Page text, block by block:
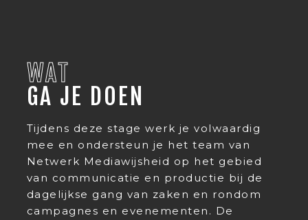
WAT
GA JE DOEN
Tijdens deze stage werk je volwaardig
mee en ondersteun je het team van
Netwerk Mediawijsheid op het gebied
van communicatie en productie bij de
dagelijkse gang van zaken en rondom
campagnes en evenementen. De